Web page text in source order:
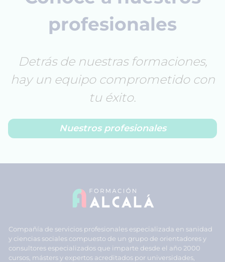
profesionales
Detrás de nuestras formaciones,
hay un equipo comprometido con
tu éxito.
Nuestros profesionales
Compañía de servicios profesionales especializada en sanidad
y ciencias sociales compuesto de un grupo de orientadores y
consultores especializados que imparte desde el año 2000
cursos, másters y expertos acreditados por universidades,